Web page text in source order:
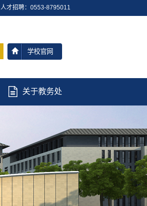
人才招聘：0553-8795011
学校官网
关于教务处